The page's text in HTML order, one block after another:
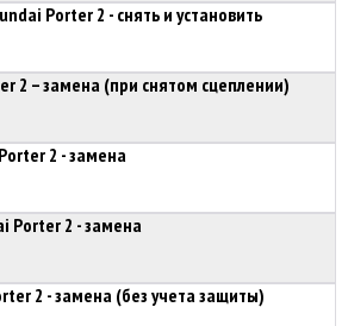
Porter 2 - снять и установить
2 – замена (при снятом сцеплении)
2 - замена
Porter 2 - замена
2 - замена (без учета защиты)